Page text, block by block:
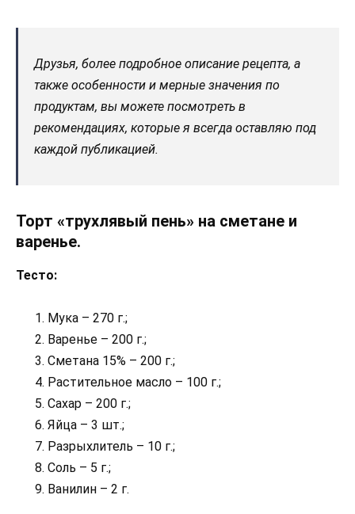
Друзья, более подробное описание рецепта, а
также особенности и мерные значения по
продуктам, вы можете посмотреть в
рекомендациях, которые я всегда оставляю под
каждой публикацией.
Торт «трухлявый пень» на сметане и
варенье.
Тесто:
Мука – 270 г.;
Варенье – 200 г.;
Сметана 15% – 200 г.;
Растительное масло – 100 г.;
Сахар – 200 г.;
Яйца – 3 шт.;
Разрыхлитель – 10 г.;
Соль – 5 г.;
Ванилин – 2 г.